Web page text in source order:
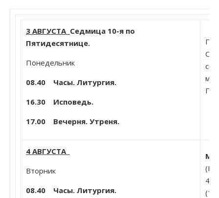
3 АВГУСТА Седмица 10-я по
Пятидесятнице.
Понедельник
08.40 Часы. Литургия.
16.30 Исповедь.
17.00 Вечерня. Утреня.
4 АВГУСТА
Вторник
08.40 Часы. Литургия.
(I).